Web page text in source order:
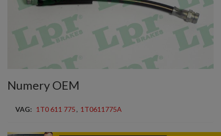
Numery OEM
VAG: 1T0 611 775, 1T0611775A